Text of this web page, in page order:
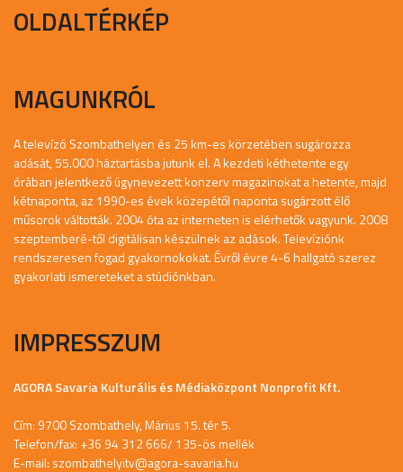
OLDALTÉRKÉP
MAGUNKRÓL
A televízó Szombathelyen és 25 km-es körzetében sugározza
adását, 55.000 háztartásba jutunk el. A kezdeti kéthetente egy
órában jelentkező úgynevezett konzerv magazinokat a hetente, majd
kétnaponta, az 1990-es évek közepétől naponta sugárzott élő
műsorok váltották. 2004 óta az interneten is elérhetők vagyunk. 2008
szeptemberé-től digitálisan készülnek az adások. Televíziónk
rendszeresen fogad gyakornokokat. Évről évre 4-6 hallgató szerez
gyakorlati ismereteket a stúdiónkban.
IMPRESSZUM
AGORA Savaria Kulturális és Médiaközpont Nonprofit Kft.
Cím: 9700 Szombathely, Márius 15. tér 5.
Telefon/fax: +36 94 312 666/ 135-ös mellék
E-mail: szombathelyitv@agora-savaria.hu